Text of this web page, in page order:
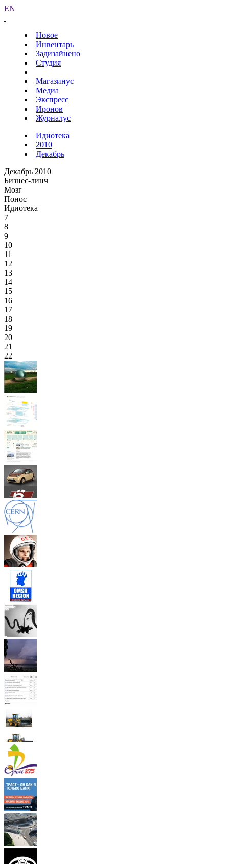
EN
Новое
Инвентарь
Задизайнено
Студия
Магазинус
Медиа
Экспресс
Иронов
Журналус
Идиотека
2010
Декабрь
Декабрь 2010
Бизнес-линч
Мозг
Понос
Идиотека
7
8
9
10
11
12
13
14
15
16
17
18
19
20
21
22